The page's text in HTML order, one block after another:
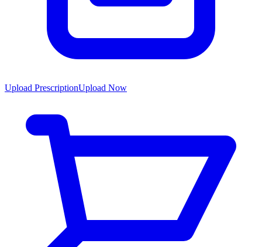
Upload PrescriptionUpload Now